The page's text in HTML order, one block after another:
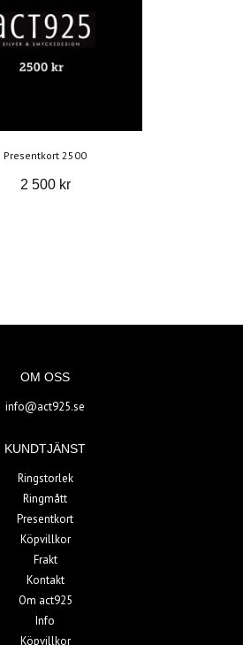
Presentkort 2500
2 500 kr
OM OSS
info@act925.se
KUNDTJÄNST
Ringstorlek
Ringmått
Presentkort
Köpvillkor
Frakt
Kontakt
Om act925
Info
Köpvillkor